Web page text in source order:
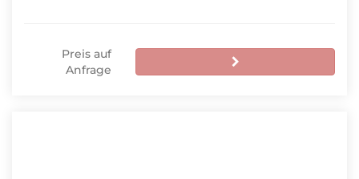
Preis auf
Anfrage